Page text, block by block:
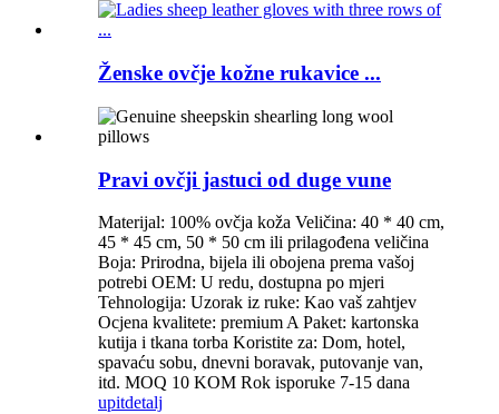
Ženske ovčje kožne rukavice ...
Pravi ovčji jastuci od duge vune
Materijal: 100% ovčja koža Veličina: 40 * 40 cm,
45 * 45 cm, 50 * 50 cm ili prilagođena veličina
Boja: Prirodna, bijela ili obojena prema vašoj
potrebi OEM: U redu, dostupna po mjeri
Tehnologija: Uzorak iz ruke: Kao vaš zahtjev
Ocjena kvalitete: premium A Paket: kartonska
kutija i tkana torba Koristite za: Dom, hotel,
spavaću sobu, dnevni boravak, putovanje van,
itd. MOQ 10 KOM Rok isporuke 7-15 dana
upitdetalj